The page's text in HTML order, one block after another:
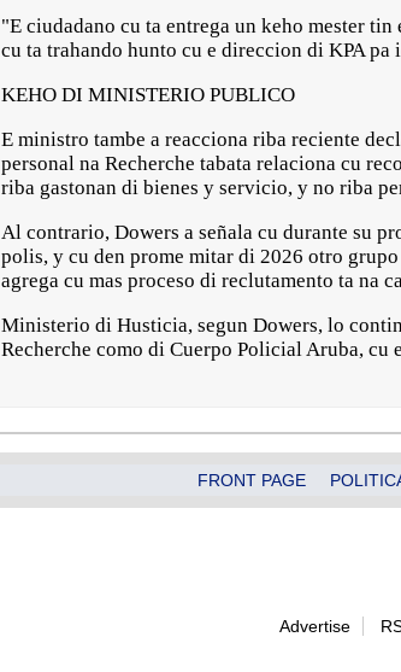
"E ciudadano cu ta entrega un keho mester
cu ta trahando hunto cu e direccion di KPA
KEHO DI MINISTERIO PUBLICO
E ministro tambe a reacciona riba reciente
personal na Recherche tabata relaciona cu
riba gastonan di bienes y servicio, y no riba
Al contrario, Dowers a señala cu durante su
polis, y cu den prome mitar di 2026 otro
agrega cu mas proceso di reclutamento ta na
Ministerio di Husticia, segun Dowers, lo
Recherche como di Cuerpo Policial Aruba,
FRONT PAGE
Advertise